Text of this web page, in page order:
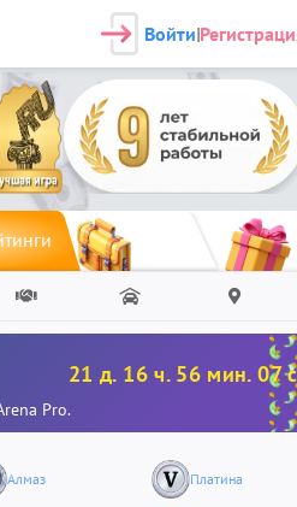
Войти|
21 д. 16 ч. 56 мин. 07
Pro.
Алмаз Платина